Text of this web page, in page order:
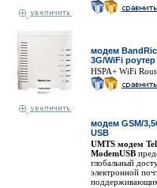
модем
3G/WiFi роутер
HSPA+ WiFi
модем GSM/
USB
UMTS модем
ModemUSB
глобальный
электронной